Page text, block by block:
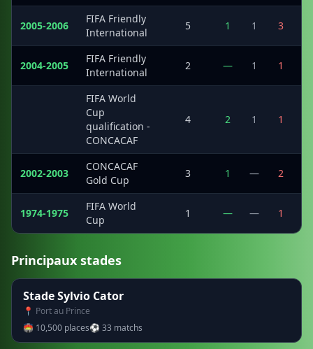
2005-2006
FIFA Friendly
International
5 1 1 3
2004-2005
FIFA Friendly
International
2 — 1 1
FIFA World
Cup
qualification -
CONCACAF
4 2 1 1
2002-2003
CONCACAF
Gold Cup
3 1 — 2
1974-1975
FIFA World
Cup
1 — — 1
Principaux stades
Stade Sylvio Cator
📍 Port au Prince
🏟 10,500 places⚽ 33 matchs